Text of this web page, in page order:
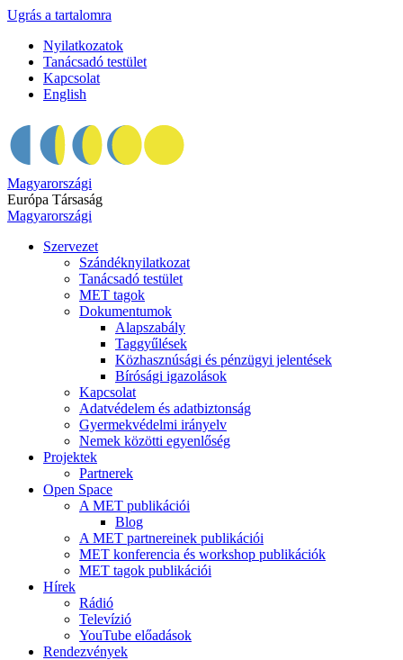
Ugrás a tartalomra
Nyilatkozatok
Tanácsadó testület
Kapcsolat
English
Magyarországi
Európa Társaság
Magyarországi
Szervezet
Szándéknyilatkozat
Tanácsadó testület
MET tagok
Dokumentumok
Alapszabály
Taggyűlések
Közhasznúsági és pénzügyi jelentések
Bírósági igazolások
Kapcsolat
Adatvédelem és adatbiztonság
Gyermekvédelmi irányelv
Nemek közötti egyenlőség
Projektek
Partnerek
Open Space
A MET publikációi
Blog
A MET partnereinek publikációi
MET konferencia és workshop publikációk
MET tagok publikációi
Hírek
Rádió
Televízió
YouTube előadások
Rendezvények